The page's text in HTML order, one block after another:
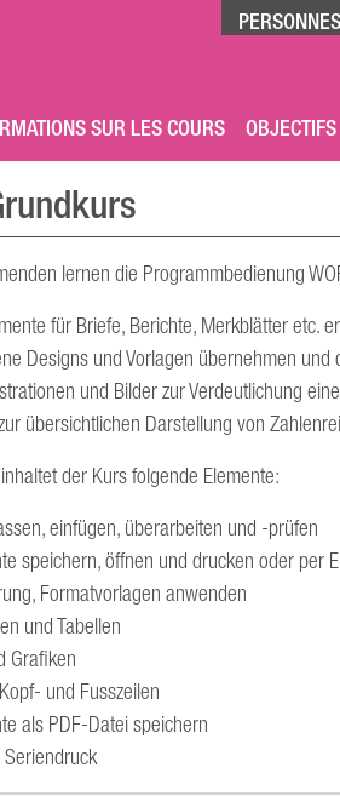
SUR LES COURS
lernen die Programmbedienung
für Briefe, Berichte, Merkblätter etc.
Designs und Vorlagen übernehmen
und Bilder zur Verdeutlichung
übersichtlichen Darstellung von
der Kurs folgende Elemente:
einfügen, überarbeiten und -prüfen
speichern, öffnen und drucken oder per
Formatvorlagen anwenden
und Tabellen
Grafiken
und Fusszeilen
als PDF-Datei speichern
Seriendruck